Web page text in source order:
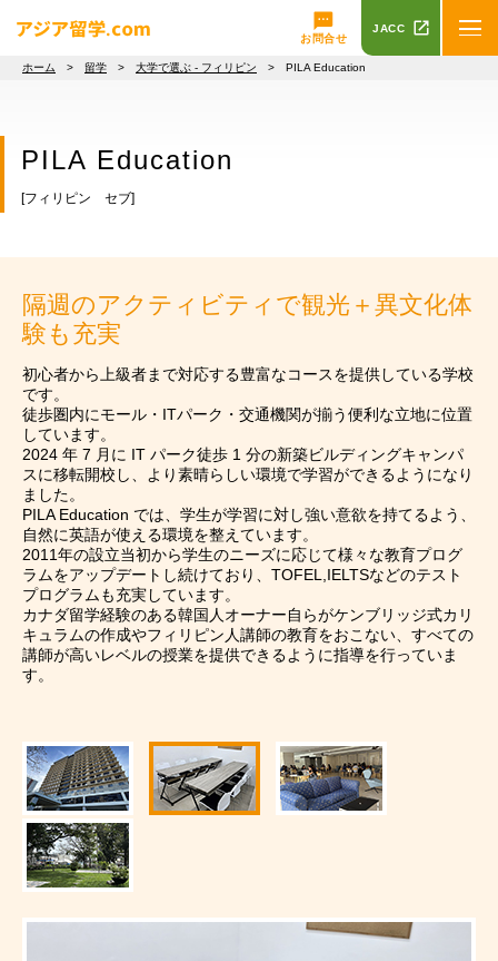
留学について 国で選ぶ お申込みの流れ
短期・長期留学
パッケージプラ
いつでも出発可
ニュース イベント TOPICS
お問合せ
JACC
ホーム > 留学 > 大学で選ぶ - フィリピン > PILA Education
PILA Education
[フィリピン セブ]
隔週のアクティビティで観光＋異文化体
験も充実
初心者から上級者まで対応する豊富なコースを提供している学校
です。
徒歩圏内にモール・ITパーク・交通機関が揃う便利な立地に位置
しています。
2024 年 7 月に IT パーク徒歩 1 分の新築ビルディングキャンパ
スに移転開校し、より素晴らしい環境で学習ができるようになり
ました。
PILA Education では、学生が学習に対し強い意欲を持てるよう、
自然に英語が使える環境を整えています。
2011年の設立当初から学生のニーズに応じて様々な教育プログ
ラムをアップデートし続けており、TOFEL,IELTSなどのテスト
プログラムも充実しています。
カナダ留学経験のある韓国人オーナー自らがケンブリッジ式カリ
キュラムの作成やフィリピン人講師の教育をおこない、すべての
講師が高いレベルの授業を提供できるように指導を行っていま
す。